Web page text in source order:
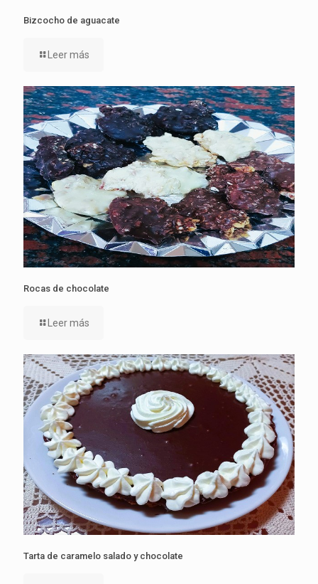
Bizcocho de aguacate
Leer más
Rocas de chocolate
Leer más
Tarta de caramelo salado y chocolate